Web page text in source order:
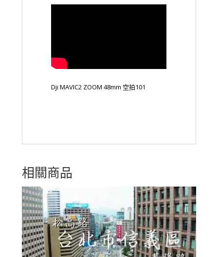
Dji MAVIC2 ZOOM 48mm 空拍101
相關商品